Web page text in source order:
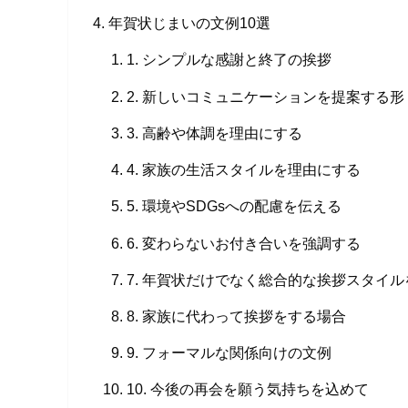
年賀状じまいの文例10選
1. シンプルな感謝と終了の挨拶
2. 新しいコミュニケーションを提案する形
3. 高齢や体調を理由にする
4. 家族の生活スタイルを理由にする
5. 環境やSDGsへの配慮を伝える
6. 変わらないお付き合いを強調する
7. 年賀状だけでなく総合的な挨拶スタイ
8. 家族に代わって挨拶をする場合
9. フォーマルな関係向けの文例
10. 今後の再会を願う気持ちを込めて